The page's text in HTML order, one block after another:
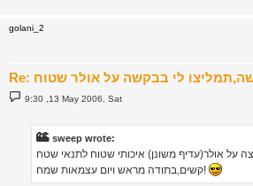
golani_2
P
o
9:30 ,13 May 2006, Sat
sweep wrote:
על אולר(עדיף משונן) איכותי שטוח לתנאי שטח
קשים,בתודה מראש ויום עצמאות שמח!